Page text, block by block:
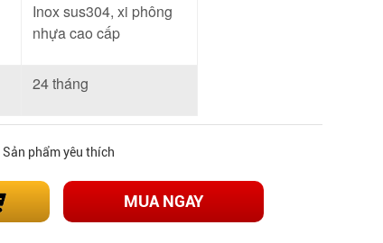
Inox sus304, xi phông
nhựa cao cấp
24 tháng
Sản phẩm yêu thích
MUA NGAY